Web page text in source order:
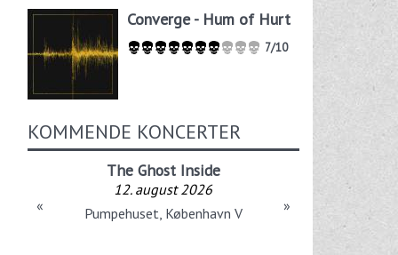
Converge - Hum of Hurt
7/10
KOMMENDE KONCERTER
The Ghost Inside
12. august 2026
Pumpehuset, København V
« »